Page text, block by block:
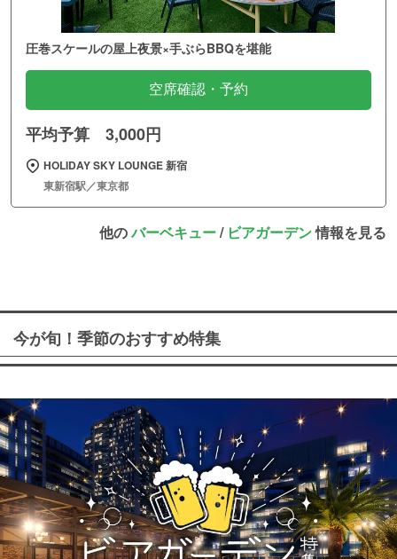
圧巻スケールの屋上夜景×手ぶらBBQを堪能
空席確認・予約
平均予算 3,000円
HOLIDAY SKY LOUNGE 新宿
東新宿駅／東京都
他のバーベキュー/ ビアガーデン情報を見る
今が旬！季節のおすすめ特集